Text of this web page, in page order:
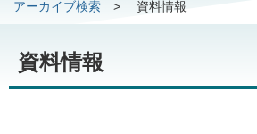
アーカイブ検索 > 資料情報
資料情報